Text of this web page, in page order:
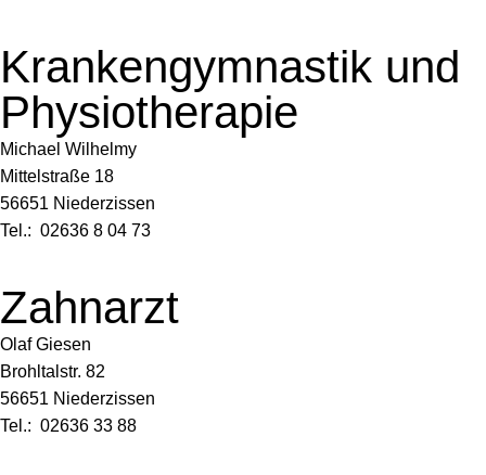
Krankengymnastik und
Physiotherapie
Michael Wilhelmy
Mittelstraße 18
56651 Niederzissen
Tel.: 02636 8 04 73
Zahnarzt
Olaf Giesen
Brohltalstr. 82
56651 Niederzissen
Tel.: 02636 33 88